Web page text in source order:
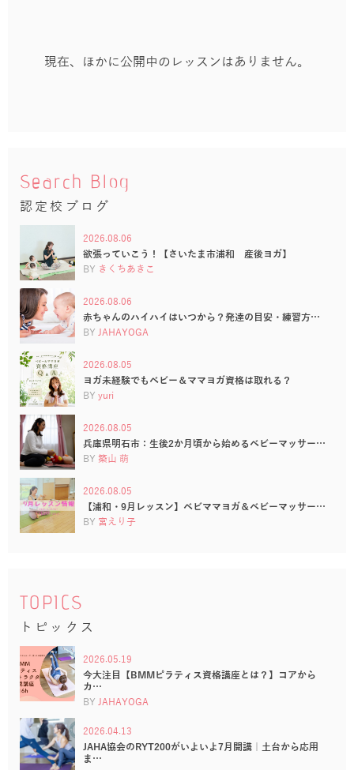
現在、ほかに公開中のレッスンはありません。
Search Blog
認定校ブログ
2026.08.06
欲張っていこう！【さいたま市浦和 産後ヨガ】
BY きくちあきこ
2026.08.06
赤ちゃんのハイハイはいつから？発達の目安・練習方…
BY JAHAYOGA
2026.08.05
ヨガ未経験でもベビー＆ママヨガ資格は取れる？
BY yuri
2026.08.05
兵庫県明石市：生後2か月頃から始めるベビーマッサー…
BY 築山 萌
2026.08.05
【浦和・9月レッスン】ベビママヨガ＆ベビーマッサー…
BY 宮えり子
TOPICS
トピックス
2026.05.19
今大注目【BMMピラティス資格講座とは？】コアから
カ…
BY JAHAYOGA
2026.04.13
JAHA協会のRYT200がいよいよ7月開講｜土台から応用
ま…